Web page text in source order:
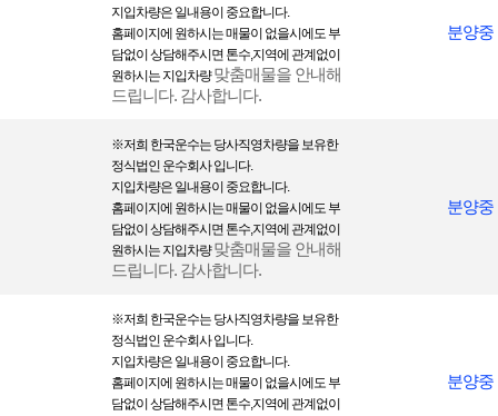
개인정보의 보유기간 및 이용기간
① 귀하의 개인정보는 다음과 같이 개인정보의 수집목적 또는 제공받은 목적이
관련 권리 의무 관계의 확인 등을 이유로 일정기간 보유하여야 할 필요가 있을
경우에는 일정기간 보유합니다.
- 회원가입정보의 경우, 회원가입을 탈퇴하거나 회원에서 제명된 경우 등 일정
한 사전에 보유목적, 기간 및 보유하는 개인정보 항목을 명시하여 동의를 구합
- 계약 또는 청약철회 등에 관한 기록 : 5년
- 소비자의 불만 또는 분쟁처리에 관한 기록 : 3년
② 귀하의 동의를 받아 보유하고 있는 거래정보 등을 귀하께서 열람을 요구하
는 경우 (주)한국운수은(는) 지체없이 그 열람,확인 할 수 있도록 조치합니다.
지입차량은 일내용이 중요합니다.
홈페이지에 원하시는 매물이 없을시에도 부
담없이 상담해주시면 톤수,지역에 관계없이
원하시는 지입차량맞춤매물을 안내해
드립니다. 감사합니다.
분양중
※저희 한국운수는 당사직영차량을 보 유한
정식법인 운수회사 입니다.
지입차량은 일내용이 중요합니다.
홈페이지에 원하시는 매물이 없을시에도 부
담없이 상담해주시면 톤수,지역에 관계없이
원하시는 지입차량맞춤매물을 안내해
드립니다. 감사합니다.
분양중
※저희 한국운수는 당사직영차량을 보 유한
정식법인 운수회사 입니다.
지입차량은 일내용이 중요합니다.
홈페이지에 원하시는 매물이 없을시에도 부
담없이 상담해주시면 톤수,지역에 관계없이
분양중